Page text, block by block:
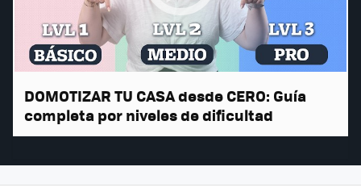
DOMOTIZAR TU CASA desde CERO: Guía
completa por niveles de dificultad